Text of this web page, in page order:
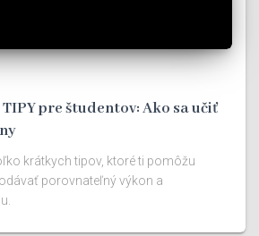
TIPY pre študentov: Ako sa učiť
krátkych tipov, ktoré ti pomôžu
porovnateľný výkon a